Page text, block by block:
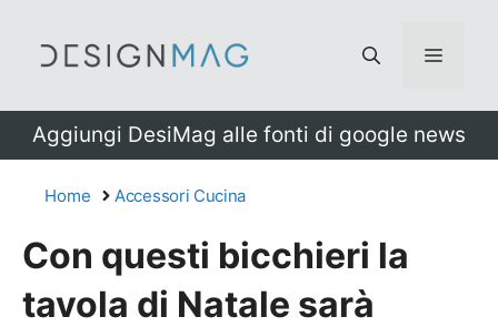
Menu
Aggiungi DesiMag alle fonti di google news
Home Accessori Cucina
Con questi bicchieri la
tavola di Natale sarà